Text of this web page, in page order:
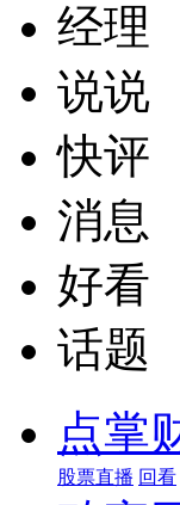
经理
说说
快评
消息
好看
话题
点掌
股票直播 回看